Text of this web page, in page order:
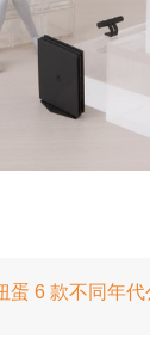
蛋 6 款不同年